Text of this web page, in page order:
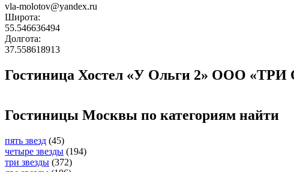
vla-molotov@yandex.ru
Широта:
55.546636494
Долгота:
37.558618913
Гостиница Хостел «У Ольги 2» ООО «ТРИ
Гостиницы Москвы по категориям найти
пять звезд (45)
четыре звезды (194)
три звезды (372)